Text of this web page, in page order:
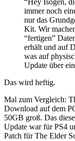
“Hey Isogen,
immer noch
nur das
Kit. Wir
“fertigen”
erhält und auf
was auf
Update über
Das wird heftig.
Mal zum Vergleich:
Download auf dem
50GB groß. Das
Update war für PS4
Patch für The Elder